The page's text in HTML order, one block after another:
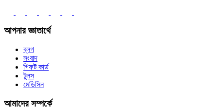
আপনার জ্ঞাতার্থে
ব্লগ
সংবাদ
গিফট কার্ড
টুলস
মেডিসিন
আমাদের সম্পর্কে